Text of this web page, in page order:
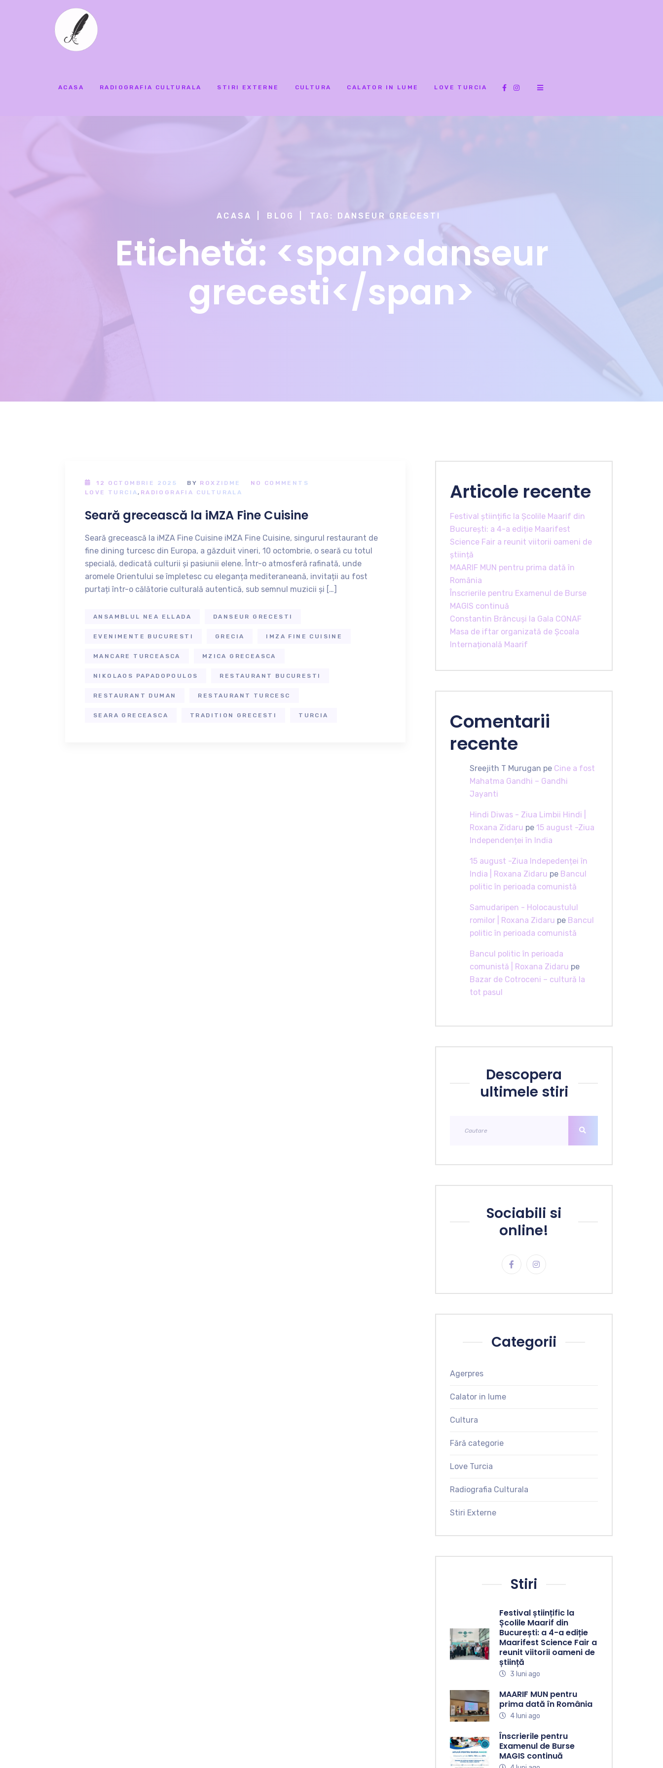
ACASA RADIOGRAFIA CULTURALA STIRI EXTERNE CULTURA CALATOR IN LUME LOVE TURCIA
ACASA BLOG TAG: DANSEUR GRECESTI
Etichetă: <span>danseur
grecesti</span>
12 OCTOMBRIE 2025 BY ROXZIDME
NO COMMENTS
LOVE TURCIA, RADIOGRAFIA CULTURALA
Seară grecească la iMZA Fine Cuisine
Seară grecească la iMZA Fine Cuisine iMZA Fine Cuisine, singurul restaurant de
fine dining turcesc din Europa, a găzduit vineri, 10 octombrie, o seară cu totul
specială, dedicată culturii și pasiunii elene. Într-o atmosferă rafinată, unde
aromele Orientului se împletesc cu eleganța mediteraneană, invitații au fost
purtați într-o călătorie culturală autentică, sub semnul muzicii și […]
ANSAMBLUL NEA ELLADA DANSEUR GRECESTI
EVENIMENTE BUCURESTI GRECIA IMZA FINE CUISINE
MANCARE TURCEASCA MZICA GRECEASCA
NIKOLAOS PAPADOPOULOS RESTAURANT BUCURESTI
RESTAURANT DUMAN RESTAURANT TURCESC
SEARA GRECEASCA TRADITION GRECESTI TURCIA
Articole recente
Festival științific la Școlile Maarif din
București: a 4-a ediție Maarifest
Science Fair a reunit viitorii oameni de
știință
MAARIF MUN pentru prima dată în
România
Înscrierile pentru Examenul de Burse
MAGIS continuă
Constantin Brâncuși la Gala CONAF
Masa de iftar organizată de Școala
Internațională Maarif
Comentarii
recente
Sreejith T Murugan pe Cine a fost
Mahatma Gandhi – Gandhi
Jayanti
Hindi Diwas - Ziua Limbii Hindi |
Roxana Zidaru pe 15 august -Ziua
Independenței în India
15 august -Ziua Indepedenței în
India | Roxana Zidaru pe Bancul
politic în perioada comunistă
Samudaripen - Holocaustulul
romilor | Roxana Zidaru pe Bancul
politic în perioada comunistă
Bancul politic în perioada
comunistă | Roxana Zidaru pe
Bazar de Cotroceni – cultură la
tot pasul
Descopera
ultimele stiri
Sociabili si
online!
Categorii
Agerpres
Calator in lume
Cultura
Fără categorie
Love Turcia
Radiografia Culturala
Stiri Externe
Stiri
Festival științific la
Școlile Maarif din
București: a 4-a ediție
Maarifest Science Fair a
reunit viitorii oameni de
știință
3 luni ago
MAARIF MUN pentru
prima dată în România
4 luni ago
Înscrierile pentru
Examenul de Burse
MAGIS continuă